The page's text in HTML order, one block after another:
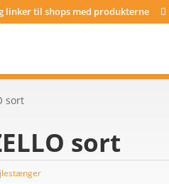
linker til shops med produkterne
sort
sort